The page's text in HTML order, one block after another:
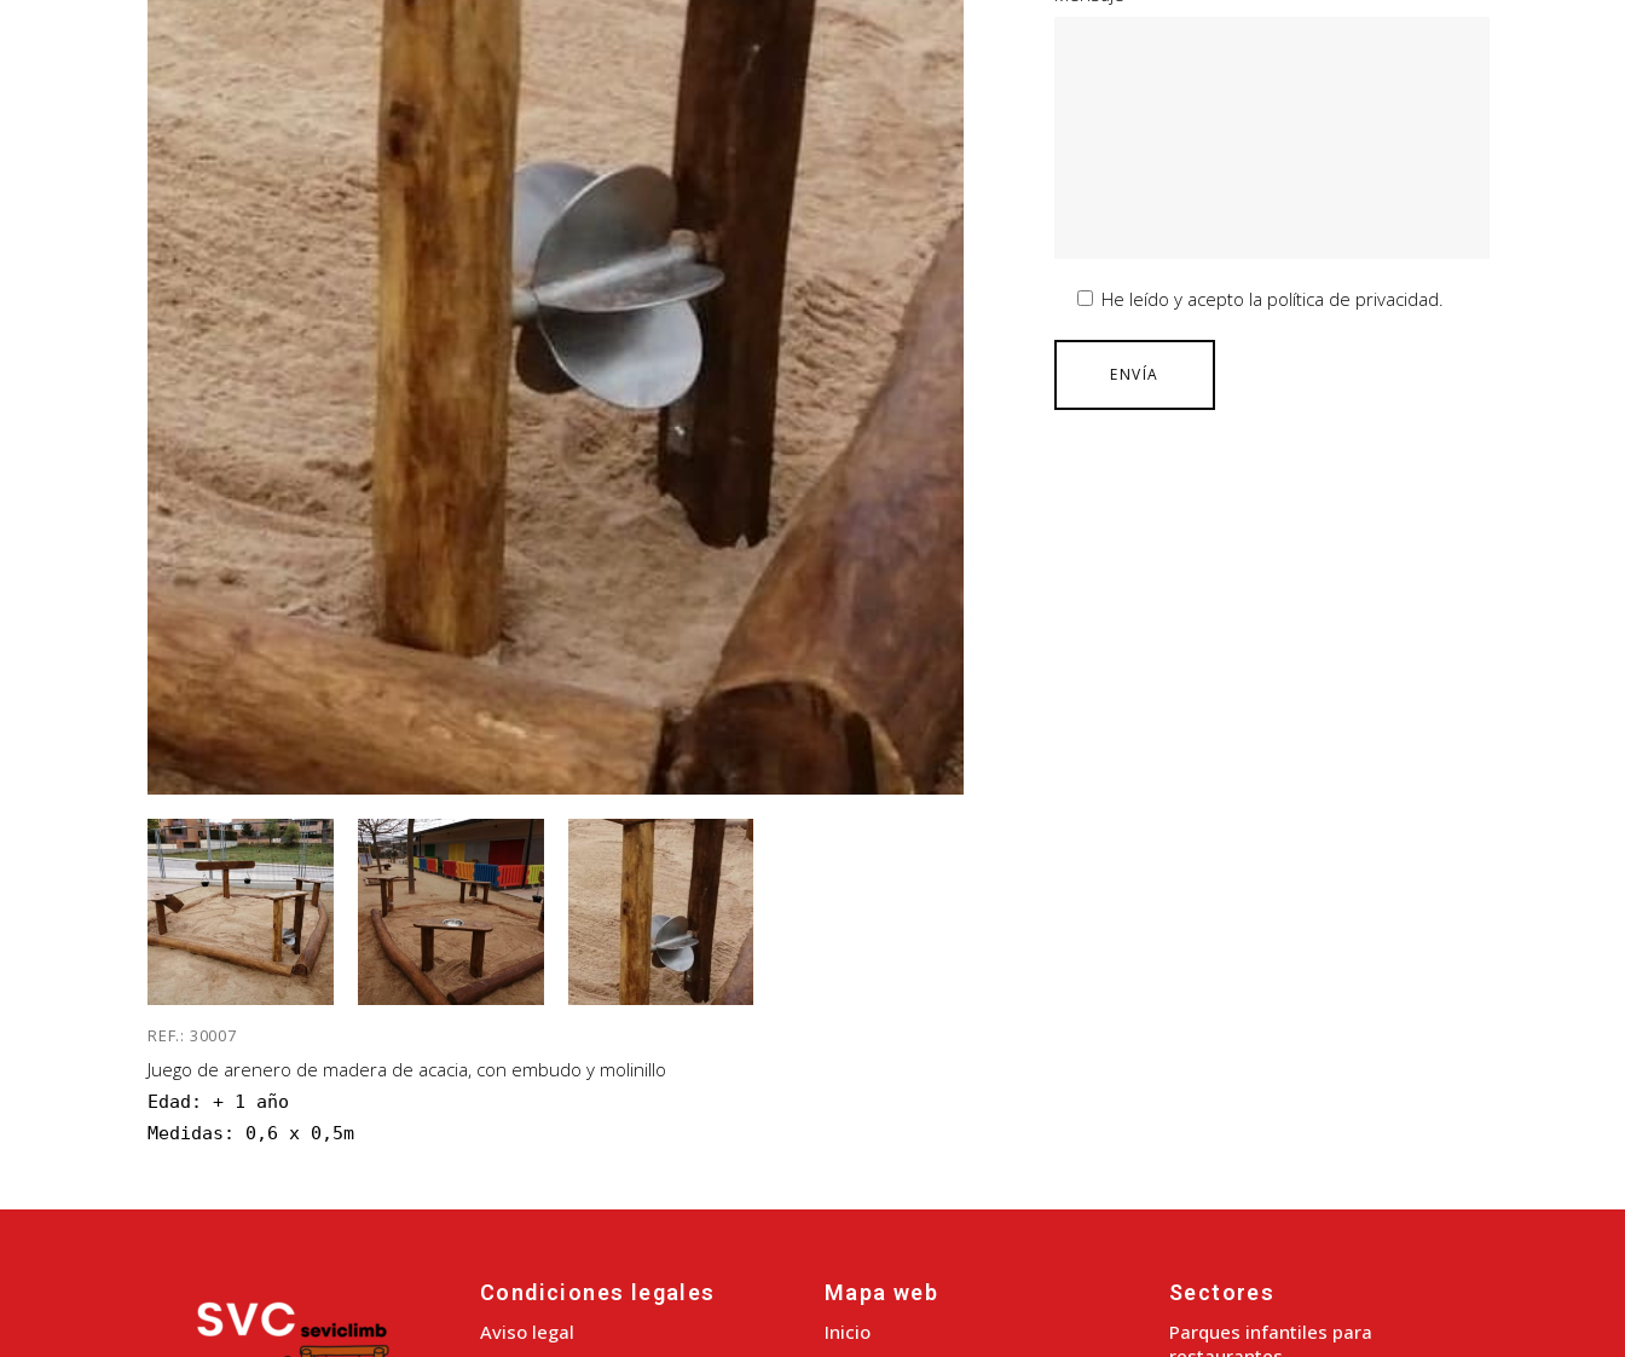
REF.: 30007
Juego de arenero de madera de acacia, con embudo y molinillo
Edad: + 1 año
Medidas: 0,6 x 0,5m
He leído y acepto la política de privacidad.
Condiciones legales
Aviso legal
Mapa web
Inicio
Sectores
Parques infantiles para